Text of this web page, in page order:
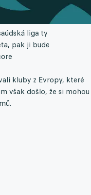
liga ty
pak ji bude
kluby z Evropy, které
však došlo, že si mohou